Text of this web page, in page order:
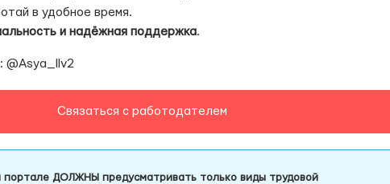
в удобное время.
и надёжная поддержка.
: @Asya_llv2
Связаться с работодателем
портале ДОЛЖНЫ предусматривать только виды трудовой